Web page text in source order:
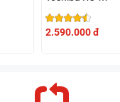
18NTF(W)
2.590.000 đ